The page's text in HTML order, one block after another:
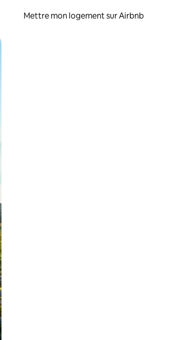
Mettre mon logement sur Airbnb